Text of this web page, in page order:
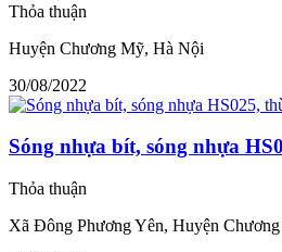
Thỏa thuận
Huyện Chương Mỹ, Hà Nội
30/08/2022
Sóng nhựa bít, sóng nhựa
Thỏa thuận
Xã Đông Phương Yên, Huyện